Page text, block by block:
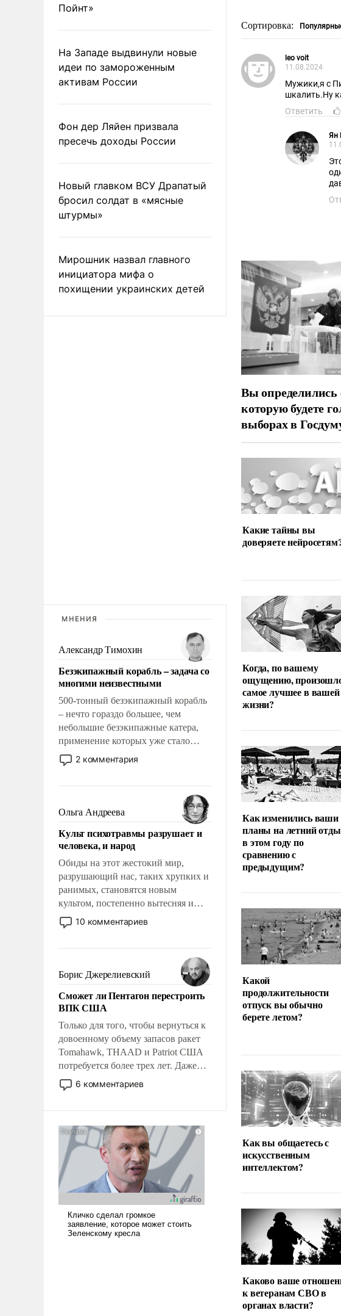
Пойнт»
На Западе выдвинули новые
идеи по замороженным
активам России
Фон дер Ляйен призвала
пресечь доходы России
Новый главком ВСУ Драпатый
бросил солдат в «мясные
штурмы»
Мирошник назвал главного
инициатора мифа о
похищении украинских детей
МНЕНИЯ
Александр Тимохин
Безэкипажный корабль – задача со
многими неизвестными
500-тонный безэкипажный корабль
– нечто гораздо большее, чем
небольшие безэкипажные катера,
применение которых уже стало
обыденностью. Задача по созданию
такого корабля очень сложна и
реализация радикально поднимет
наши боевые возможности.
2 комментария
Ольга Андреева
Культ психотравмы разрушает и
человека, и народ
Обиды на этот жестокий мир,
разрушающий нас, таких хрупких и
ранимых, становятся новым
культом, постепенно вытесняя и
отменяя традиционное требование к
человеку – быть мужественным и
на себя ответственность, помогать
слабым, идти вперед и
адаптироваться.
10 комментариев
Борис Джерелиевский
Сможет ли Пентагон перестроить
ВПК США
Только для того, чтобы вернуться к
довоенному объему запасов ракет
Tomahawk, THAAD и Patriot США
потребуется более трех лет. Даже
небольшая война с Ираном
опустошила американские
уязвимости США, например, перед
Китаем.
6 комментариев
Сортировка:
leo voit
11.08.2024
Мужики,я с
шкалить.Ну
Ответить
Ян
Вы определились
которую будете
выборах в
Какие тайны вы
доверяете
Когда, по вашему
ощущению,
самое лучшее в вашей
жизни?
Как изменились ваши
планы на летний
в этом году по
сравнению с
предыдущим?
Какой
продолжительности
отпуск вы обычно
берете летом?
Как вы общаетесь с
искусственным
интеллектом?
Каково ваше
к ветеранам СВО в
органах власти?